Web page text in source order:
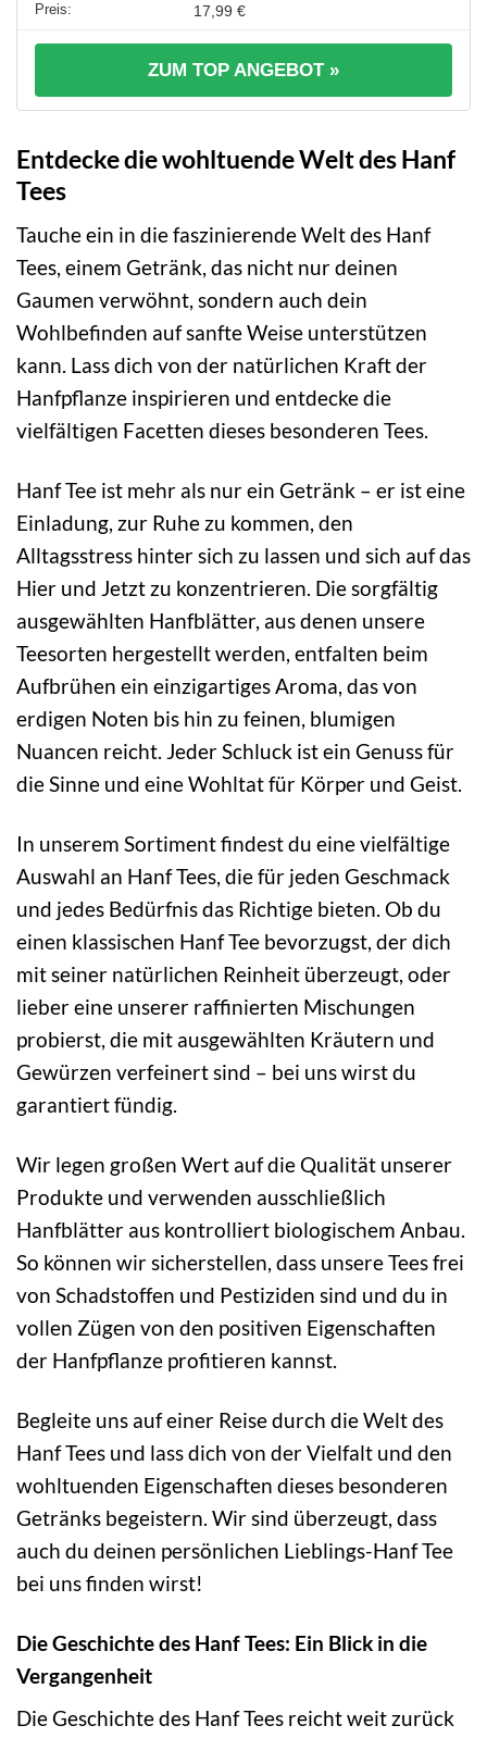
17,99 €
ZUM TOP ANGEBOT »
Entdecke die wohltuende Welt des Hanf
Tees
Tauche ein in die faszinierende Welt des Hanf
Tees, einem Getränk, das nicht nur deinen
Gaumen verwöhnt, sondern auch dein
Wohlbefinden auf sanfte Weise unterstützen
kann. Lass dich von der natürlichen Kraft der
Hanfpflanze inspirieren und entdecke die
vielfältigen Facetten dieses besonderen Tees.
Hanf Tee ist mehr als nur ein Getränk – er ist eine
Einladung, zur Ruhe zu kommen, den
Alltagsstress hinter sich zu lassen und sich auf das
Hier und Jetzt zu konzentrieren. Die sorgfältig
ausgewählten Hanfblätter, aus denen unsere
Teesorten hergestellt werden, entfalten beim
Aufbrühen ein einzigartiges Aroma, das von
erdigen Noten bis hin zu feinen, blumigen
Nuancen reicht. Jeder Schluck ist ein Genuss für
die Sinne und eine Wohltat für Körper und Geist.
In unserem Sortiment findest du eine vielfältige
Auswahl an Hanf Tees, die für jeden Geschmack
und jedes Bedürfnis das Richtige bieten. Ob du
einen klassischen Hanf Tee bevorzugst, der dich
mit seiner natürlichen Reinheit überzeugt, oder
lieber eine unserer raffinierten Mischungen
probierst, die mit ausgewählten Kräutern und
Gewürzen verfeinert sind – bei uns wirst du
garantiert fündig.
Wir legen großen Wert auf die Qualität unserer
Produkte und verwenden ausschließlich
Hanfblätter aus kontrolliert biologischem Anbau.
So können wir sicherstellen, dass unsere Tees frei
von Schadstoffen und Pestiziden sind und du in
vollen Zügen von den positiven Eigenschaften
der Hanfpflanze profitieren kannst.
Begleite uns auf einer Reise durch die Welt des
Hanf Tees und lass dich von der Vielfalt und den
wohltuenden Eigenschaften dieses besonderen
Getränks begeistern. Wir sind überzeugt, dass
auch du deinen persönlichen Lieblings-Hanf Tee
bei uns finden wirst!
Die Geschichte des Hanf Tees: Ein Blick in die
Vergangenheit
Die Geschichte des Hanf Tees reicht weit zurück